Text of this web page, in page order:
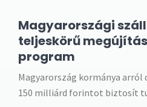
Magyarországi
teljeskörű
program
Magyarország kormánya
150 milliárd forintot biztosít